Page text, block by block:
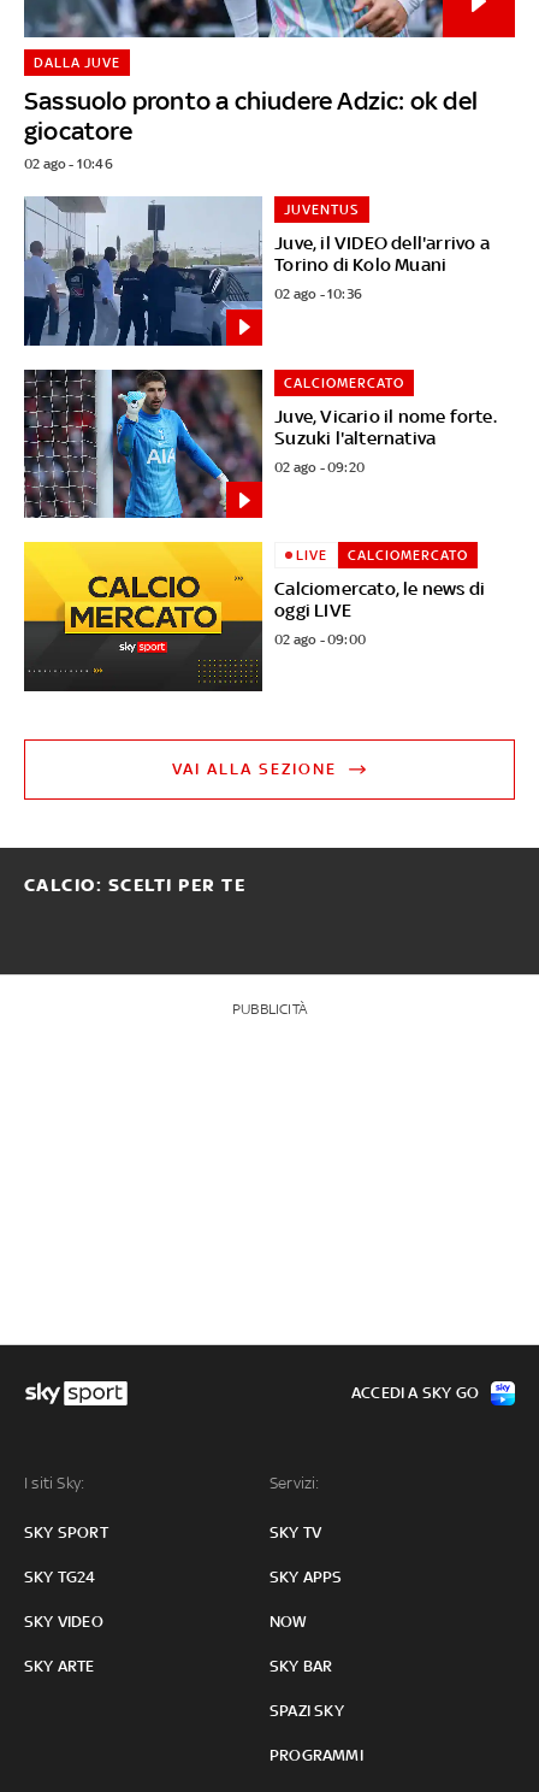
Sassuolo pronto a chiudere Adzic: ok del
giocatore
DALLA JUVE
02 ago - 10:46
Juve, il VIDEO dell'arrivo a
Torino di Kolo Muani
JUVENTUS
02 ago - 10:36
Juve, Vicario il nome forte.
Suzuki l'alternativa
CALCIOMERCATO
02 ago - 09:20
Calciomercato, le news di
oggi LIVE
LIVE CALCIOMERCATO
02 ago - 09:00
VAI ALLA SEZIONE
CALCIO: SCELTI PER TE
PUBBLICITÀ
I siti Sky:
SKY SPORT
SKY TG24
SKY VIDEO
SKY ARTE
Servizi:
SKY TV
SKY APPS
NOW
SKY BAR
SPAZI SKY
PROGRAMMI
ACCEDI A SKY GO